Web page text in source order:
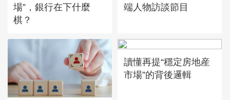
場”，銀行在下什麼
棋？
端人物訪談節目
讀懂再提“穩定房地産
市場”的背後邏輯